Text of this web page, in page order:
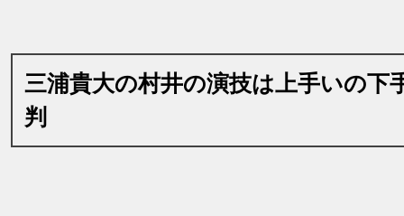
三浦貴大の村井の演技は上手いの下
判